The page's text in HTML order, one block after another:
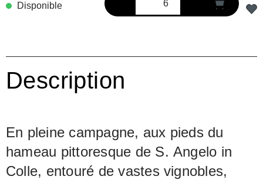
Disponible
Description
En pleine campagne, aux pieds du
hameau pittoresque de S. Angelo in
Colle, entouré de vastes vignobles,